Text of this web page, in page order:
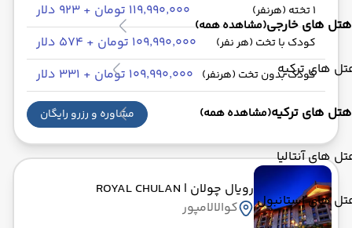
هتل های خارجی(مشاهده همه)
های ترکیه
هتل های ترکیه(مشاهده همه)
های آنتالیا
های استانبول
1 تخته (هرنفر) ۱۱۹٬۹۹۰٬۰۰۰ تومان + ۹۲۳ دلار
کودک با تخت (هر نفر) ۱۰۹٬۹۹۰٬۰۰۰ تومان + ۵۷۴ دلار
کودک بدون تخت (هرنفر) ۱۰۹٬۹۹۰٬۰۰۰ تومان + ۳۳۱ دلار
مشاوره و رزرو رایگان
رویال چولان | ROYAL CHULAN
کوالالامپور